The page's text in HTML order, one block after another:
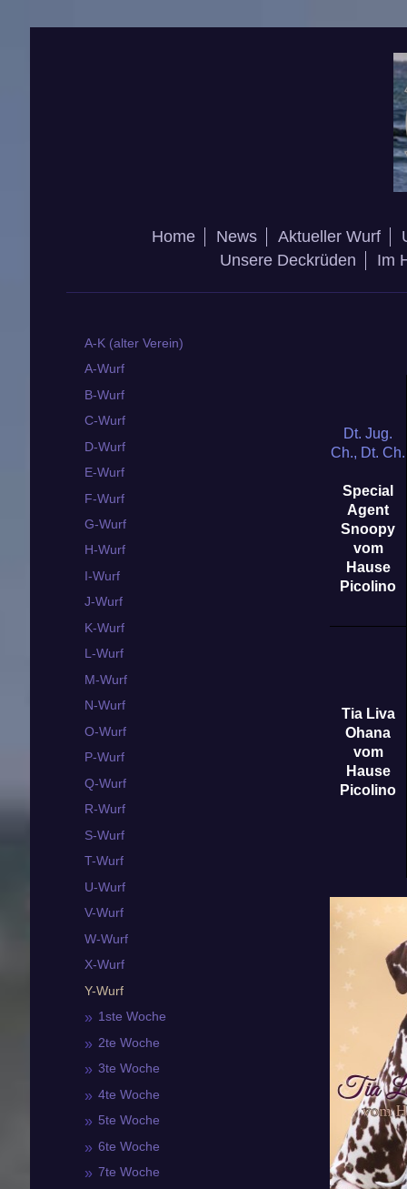
Home News Aktueller Wurf
Unsere Deckrüden
Im
Dt. Jug.
Ch., Dt. Ch.
Special
Agent
Snoopy
vom
Hause
Picolino
Tia Liva
Ohana
vom
Hause
Picolino
A-K (alter Verein)
A-Wurf
B-Wurf
C-Wurf
D-Wurf
E-Wurf
F-Wurf
G-Wurf
H-Wurf
I-Wurf
J-Wurf
K-Wurf
L-Wurf
M-Wurf
N-Wurf
O-Wurf
P-Wurf
Q-Wurf
R-Wurf
S-Wurf
T-Wurf
U-Wurf
V-Wurf
W-Wurf
X-Wurf
Y-Wurf
1ste Woche
2te Woche
3te Woche
4te Woche
5te Woche
6te Woche
7te Woche